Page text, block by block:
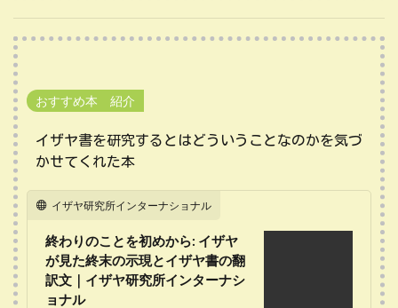
おすすめ本 紹介
イザヤ書を研究するとはどういうことなのかを気づ
かせてくれた本
イザヤ研究所インターナショナル
終わりのことを初めから: イザヤ
が見た終末の示現とイザヤ書の翻
訳文｜イザヤ研究所インターナシ
ョナル